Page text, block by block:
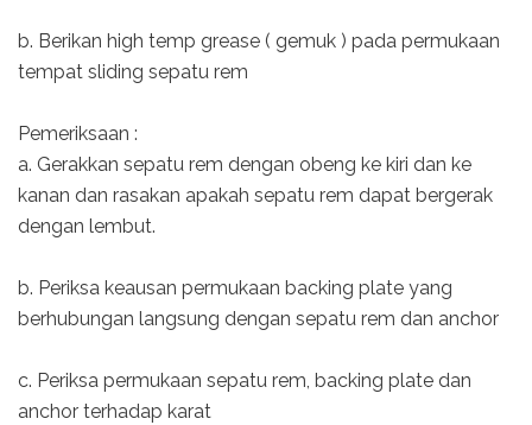
b. Berikan high temp grease ( gemuk ) pada permukaan
tempat sliding sepatu rem
Pemeriksaan :
a. Gerakkan sepatu rem dengan obeng ke kiri dan ke
kanan dan rasakan apakah sepatu rem dapat bergerak
dengan lembut.
b. Periksa keausan permukaan backing plate yang
berhubungan langsung dengan sepatu rem dan anchor
c. Periksa permukaan sepatu rem, backing plate dan
anchor terhadap karat